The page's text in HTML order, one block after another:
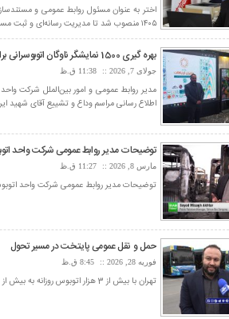
اختر به عنوان مسئول روابط عمومی و
۱۴۰۵ منصوب شد تا مدیریت رسانه‌ای و ثبت مستندات این عملیات بزرگ حمل‌ونقلی را بر عهده بگیرد.
بهره گیری 1500 نمایشگر ناوگان اتوبوسرانی برای اطلاع رسانی مراسم وداع و تشییع آقای شهید ایران
جولای 7, 2026 11:38 ق.ظ
اطلاع رسانی مراسم وداع و تشییع آقای شهید
توضیحات مدیر روابط عمومی شرکت واحد
مارس 8, 2026 11:27 ق.ظ
توضیحات مدیر روابط عمومی شرکت واحد
حمل و نقل عمومی پایتخت در مسیر تحول
فوریه 28, 2026 8:45 ق.ظ
تهران با بیش از 3 هزار اتوبوس روزانه به بیش از یک میلیون مسافر خدمت‌رسانی می‌کند.